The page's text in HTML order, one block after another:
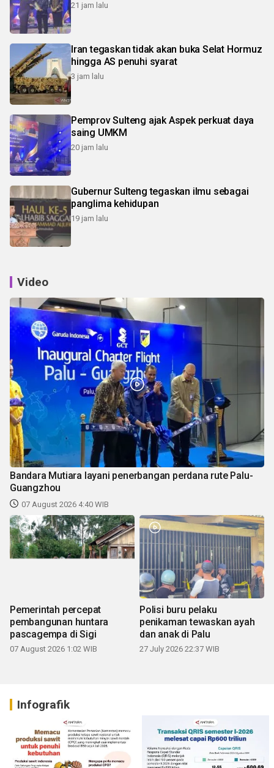
21 jam lalu
Iran tegaskan tidak akan buka Selat Hormuz
hingga AS penuhi syarat
3 jam lalu
Pemprov Sulteng ajak Aspek perkuat daya
saing UMKM
20 jam lalu
Gubernur Sulteng tegaskan ilmu sebagai
panglima kehidupan
19 jam lalu
Video
Bandara Mutiara layani penerbangan perdana rute Palu-
Guangzhou
07 August 2026 4:40 WIB
Pemerintah percepat
pembangunan huntara
pascagempa di Sigi
07 August 2026 1:02 WIB
Polisi buru pelaku
penikaman tewaskan ayah
dan anak di Palu
27 July 2026 22:37 WIB
Infografik